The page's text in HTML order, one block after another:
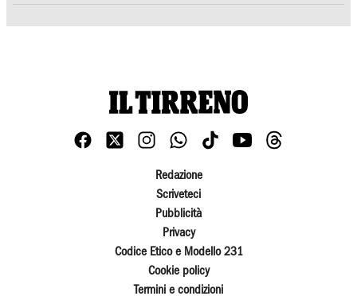
Redazione
Scriveteci
Pubblicità
Privacy
Codice Etico e Modello 231
Cookie policy
Termini e condizioni